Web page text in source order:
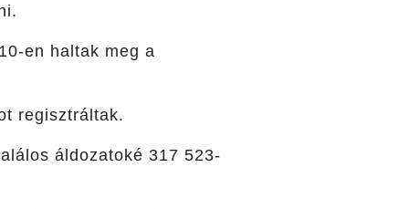
en haltak meg a
regisztráltak.
áldozatoké 317 523-